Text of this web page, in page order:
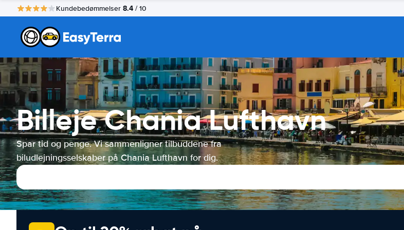
Kundebedømmelser 8.4 / 10
Billeje Chania Lufthavn
Spar tid og penge. Vi sammenligner tilbuddene fra
biludlejningsselskaber på Chania Lufthavn for dig.